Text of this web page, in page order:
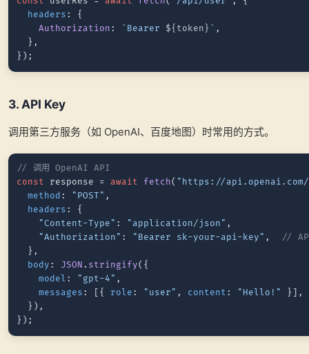
headers : {
Authorization : `Bearer ${token} ` ,
  },
3. API Key
调用第三方服务（如 OpenAI、百度地图）时常用的方式。
// 调用 OpenAI API
const response = await fetch( "https://
method : "POST" ,
headers : {
"Content-Type" : "application/json" ,
"Authorization" : "Bearer sk-your-api-key" ,
//
  },
body : JSON . stringify({
model : "gpt-4" ,
messages : [{ role : "user" , content : "Hello!"
}],
  }),